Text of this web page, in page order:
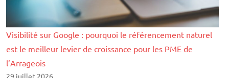
Visibilité sur Google : pourquoi le référencement naturel
est le meilleur levier de croissance pour les PME de
l’Arrageois
29 juillet 2026